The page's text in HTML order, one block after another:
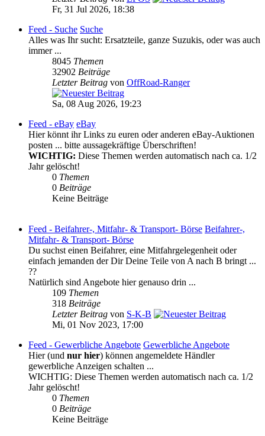
Fr, 31 Jul 2026, 18:38
Feed - Suche Suche
Alles was Ihr sucht: Ersatzteile, ganze Suzukis, oder was auch
immer ...
8045 Themen
32902 Beiträge
Letzter Beitrag von OffRoad-Ranger
Sa, 08 Aug 2026, 19:23
Feed - eBay eBay
Hier könnt ihr Links zu euren oder anderen eBay-Auktionen
posten ... bitte aussagekräftige Überschriften!
WICHTIG: Diese Themen werden automatisch nach ca. 1/2
Jahr gelöscht!
0 Themen
0 Beiträge
Keine Beiträge
Feed - Beifahrer-, Mitfahr- & Transport- Börse Beifahrer-,
Mitfahr- & Transport- Börse
Du suchst einen Beifahrer, eine Mitfahrgelegenheit oder
einfach jemanden der Dir Deine Teile von A nach B bringt ...
??
Natürlich sind Angebote hier genauso drin ...
109 Themen
318 Beiträge
Letzter Beitrag von S-K-B
Mi, 01 Nov 2023, 17:00
Feed - Gewerbliche Angebote Gewerbliche Angebote
Hier (und nur hier) können angemeldete Händler
gewerbliche Anzeigen schalten ...
WICHTIG: Diese Themen werden automatisch nach ca. 1/2
Jahr gelöscht!
0 Themen
0 Beiträge
Keine Beiträge